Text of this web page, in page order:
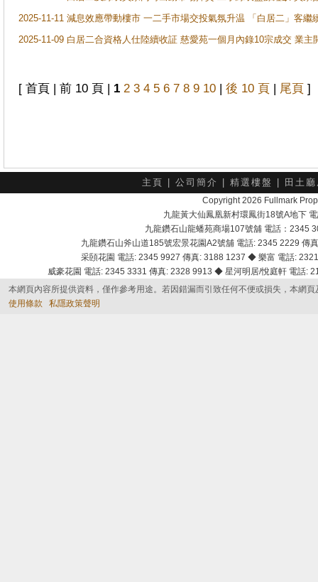
2025-11-11 減息效應帶動樓市 一二手市場交投氣氛升温 「白居二」客
2025-11-09 白居二合資格人仕陸續收証 慈愛苑一個月內錄10宗成交 業
[ 首頁 | 前 10 頁 | 1 2 3 4 5 6 7 8 9 10 | 後 10 頁 | 尾頁 ]
主頁 公司簡介 精選樓盤 田土
Copyright 2026 Fullmark
九龍黃大仙鳳凰新村環鳳街18號A地下
九龍鑽石山龍蟠苑商場107號舖 電話：2345
九龍鑽石山斧山道185號宏景花園A2號舖 電話: 2345 2229
采頣花園 電話: 2345 9927 傳真: 3188 1237 ◆ 樂富 電話:
威豪花園 電話: 2345 3331 傳真: 2328 9913 ◆ 星河明居/悅庭軒 電話
本網頁內容所提供資料，僅作參考用途。若因錯漏而引致任何不便或損失，本網
使用條款
私隱政策聲明